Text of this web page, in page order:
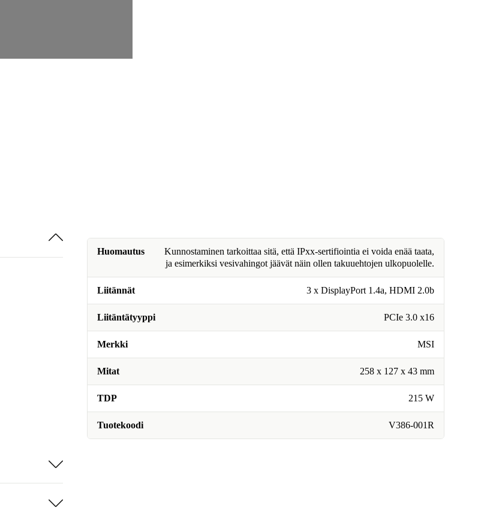
Huomautus
Kunnostaminen tarkoittaa sitä, että IPxx-sertifiointia ei voida enää taata,
ja esimerkiksi vesivahingot jäävät näin ollen takuuehtojen ulkopuolelle.
Liitännät 3 x DisplayPort 1.4a, HDMI 2.0b
Liitäntätyyppi PCIe 3.0 x16
Merkki MSI
Mitat 258 x 127 x 43 mm
TDP 215 W
Tuotekoodi V386-001R